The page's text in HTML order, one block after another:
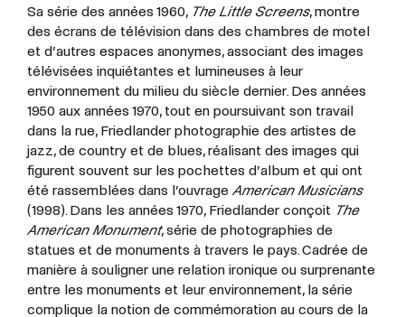
Sa série des années 1960, The Little Screens, montre
des écrans de télévision dans des chambres de motel
et d’autres espaces anonymes, associant des images
télévisées inquiétantes et lumineuses à leur
environnement du milieu du siècle dernier. Des années
1950 aux années 1970, tout en poursuivant son travail
dans la rue, Friedlander photographie des artistes de
jazz, de country et de blues, réalisant des images qui
figurent souvent sur les pochettes d’album et qui ont
été rassemblées dans l’ouvrage American Musicians
(1998). Dans les années 1970, Friedlander conçoit The
American Monument, série de photographies de
statues et de monuments à travers le pays. Cadrée de
manière à souligner une relation ironique ou surprenante
entre les monuments et leur environnement, la série
complique la notion de commémoration au cours de la